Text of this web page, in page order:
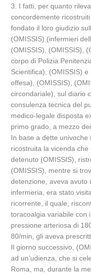
3. I fatti, per quanto
concordemente
fondato il loro giudizio
(OMISSIS) (infermieri
(OMISSIS), (OMISSIS),
corpo di Polizia
Scientifica), (OMISSIS)
offesa), (OMISSIS),
circondariale), sul diario
consulenza tecnica del
medico-legale disposta
primo grado, a mezzo
In base a dette univoche
ricostruita la vicenda
detenuto (OMISSIS),
(OMISSIS), mentre si
detenzione, aveva avuto
infermeria, era stato
ricorrente, il quale,
toracoalgia variabile con
pressione arteriosa di
80/min, gli aveva
Il giorno successivo,
ad un’udienza, che si
Roma, ma, durante la